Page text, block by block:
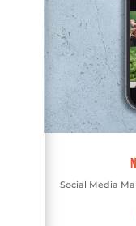
Social Media